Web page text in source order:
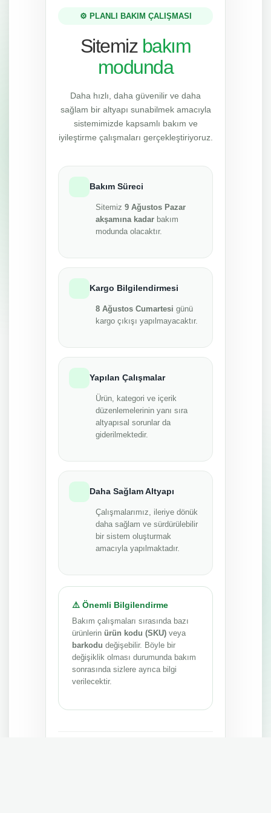
⚙️ PLANLI BAKIM ÇALIŞMASI
Sitemiz bakım
modunda
Daha hızlı, daha güvenilir ve daha
sağlam bir altyapı sunabilmek amacıyla
sistemimizde kapsamlı bakım ve
iyileştirme çalışmaları gerçekleştiriyoruz.
Bakım Süreci
Sitemiz 9 Ağustos Pazar
akşamına kadar bakım
modunda olacaktır.
Kargo Bilgilendirmesi
8 Ağustos Cumartesi günü
kargo çıkışı yapılmayacaktır.
Yapılan Çalışmalar
Ürün, kategori ve içerik
düzenlemelerinin yanı sıra
altyapısal sorunlar da
giderilmektedir.
Daha Sağlam Altyapı
Çalışmalarımız, ileriye dönük
daha sağlam ve sürdürülebilir
bir sistem oluşturmak
amacıyla yapılmaktadır.
⚠️ Önemli Bilgilendirme
Bakım çalışmaları sırasında bazı
ürünlerin ürün kodu (SKU) veya
barkodu değişebilir. Böyle bir
değişiklik olması durumunda bakım
sonrasında sizlere ayrıca bilgi
verilecektir.